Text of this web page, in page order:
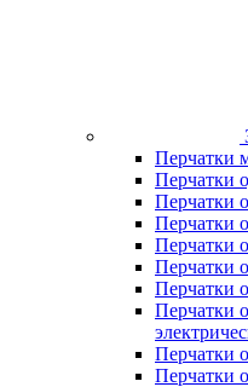
Перчатки
Перчатки
Перчатки
Перчатки
Перчатки
Перчатки
Перчатки
Перчатки
Перчатки
Перчатки